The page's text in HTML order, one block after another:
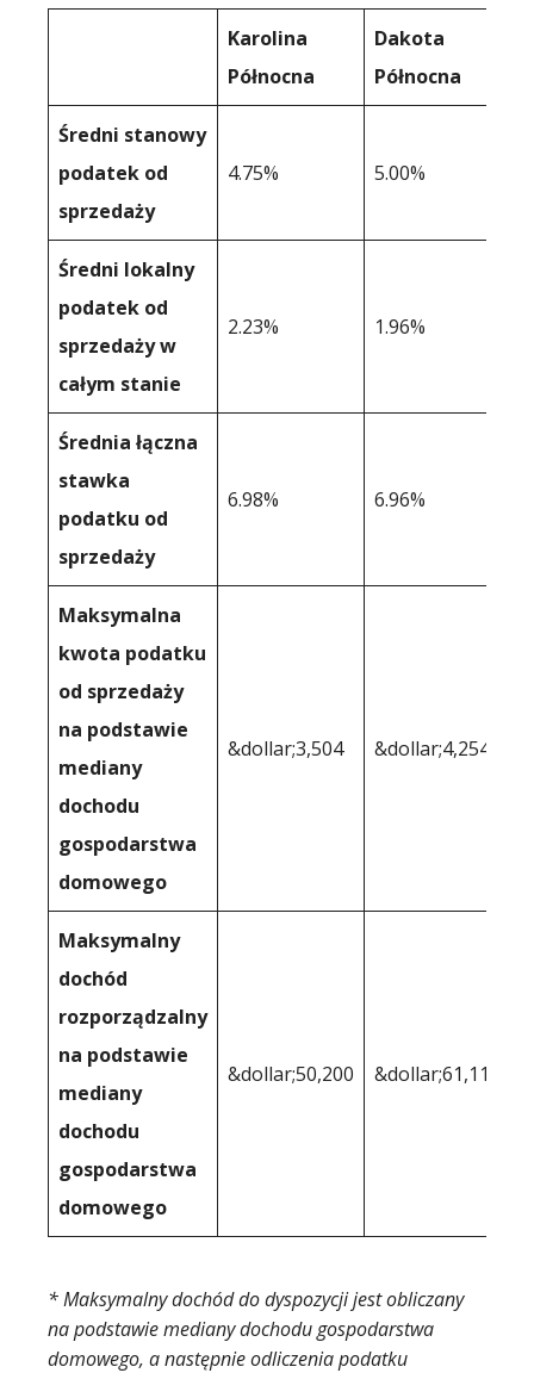
Karolina
Północna
Dakota
Północna
Średni stanowy
podatek od
sprzedaży
4.75% 5.00%
Średni lokalny
podatek od
sprzedaży w
całym stanie
2.23% 1.96%
Średnia łączna
stawka
podatku od
sprzedaży
6.98% 6.96%
Maksymalna
kwota podatku
od sprzedaży
na podstawie
mediany
dochodu
gospodarstwa
domowego
&dollar;3,504 &dollar;4,254
Maksymalny
dochód
rozporządzalny
na podstawie
mediany
dochodu
gospodarstwa
domowego
&dollar;50,200 &dollar;61,119
* Maksymalny dochód do dyspozycji jest obliczany
na podstawie mediany dochodu gospodarstwa
domowego, a następnie odliczenia podatku